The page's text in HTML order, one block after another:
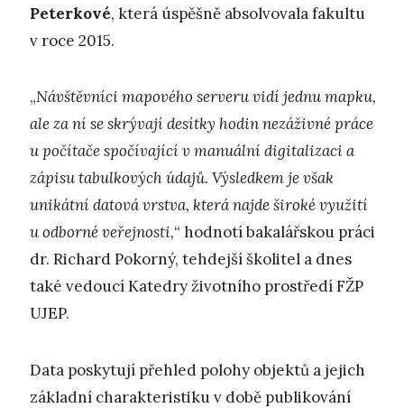
Peterkové, která úspěšně absolvovala fakultu
v roce 2015.
„Návštěvníci mapového serveru vidí jednu mapku,
ale za ní se skrývají desítky hodin nezáživné práce
u počítače spočívající v manuální digitalizaci a
zápisu tabulkových údajů. Výsledkem je však
unikátní datová vrstva, která najde široké využití
u odborné veřejnosti,“ hodnotí bakalářskou práci
dr. Richard Pokorný, tehdejší školitel a dnes
také vedoucí Katedry životního prostředí FŽP
UJEP.
Data poskytují přehled polohy objektů a jejich
základní charakteristiku v době publikování